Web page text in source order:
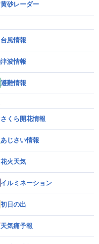
黄砂レーダー
台風情報
津波情報
避難情報
さくら開花情報
あじさい情報
花火天気
イルミネーション
初日の出
天気痛予報